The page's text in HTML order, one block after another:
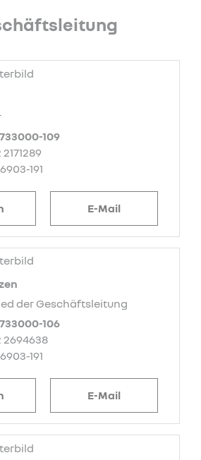
109
191
E-Mail
der Geschäftsleitung
106
2694638
191
E-Mail